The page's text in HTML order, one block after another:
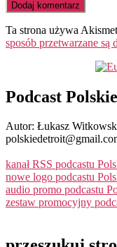
Ta strona używa
sposób przetwarzane są
Podcast
Autor: Łukasz
kanał RSS podcastu
nowe logo podcastu
audio promo podcastu
zestaw promocyjny